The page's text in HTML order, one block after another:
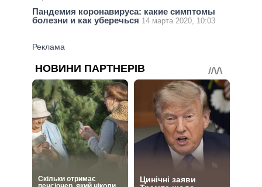
Пандемия коронавируса: какие симптомы
болезни и как уберечься 14 марта 2020, 10:03